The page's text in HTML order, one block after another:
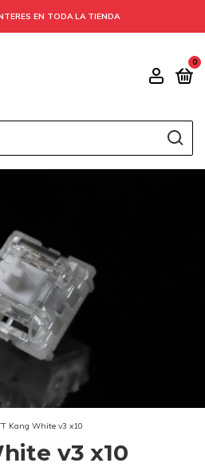
EN TODA LA TIENDA
0
Kang White v3 x10
v3 x10